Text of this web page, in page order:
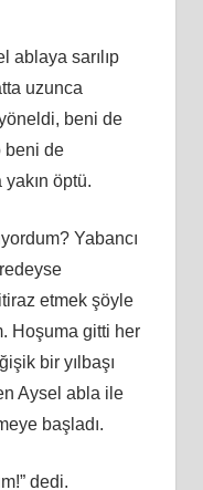
ablaya sarılıp
uzunca
beni de
beni de
öptü.
Yabancı
etmek şöyle
Hoşuma gitti her
bir yılbaşı
Aysel abla ile
başladı.
dedi.